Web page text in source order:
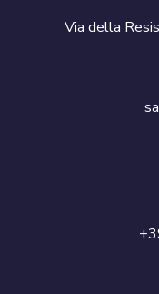
Via della